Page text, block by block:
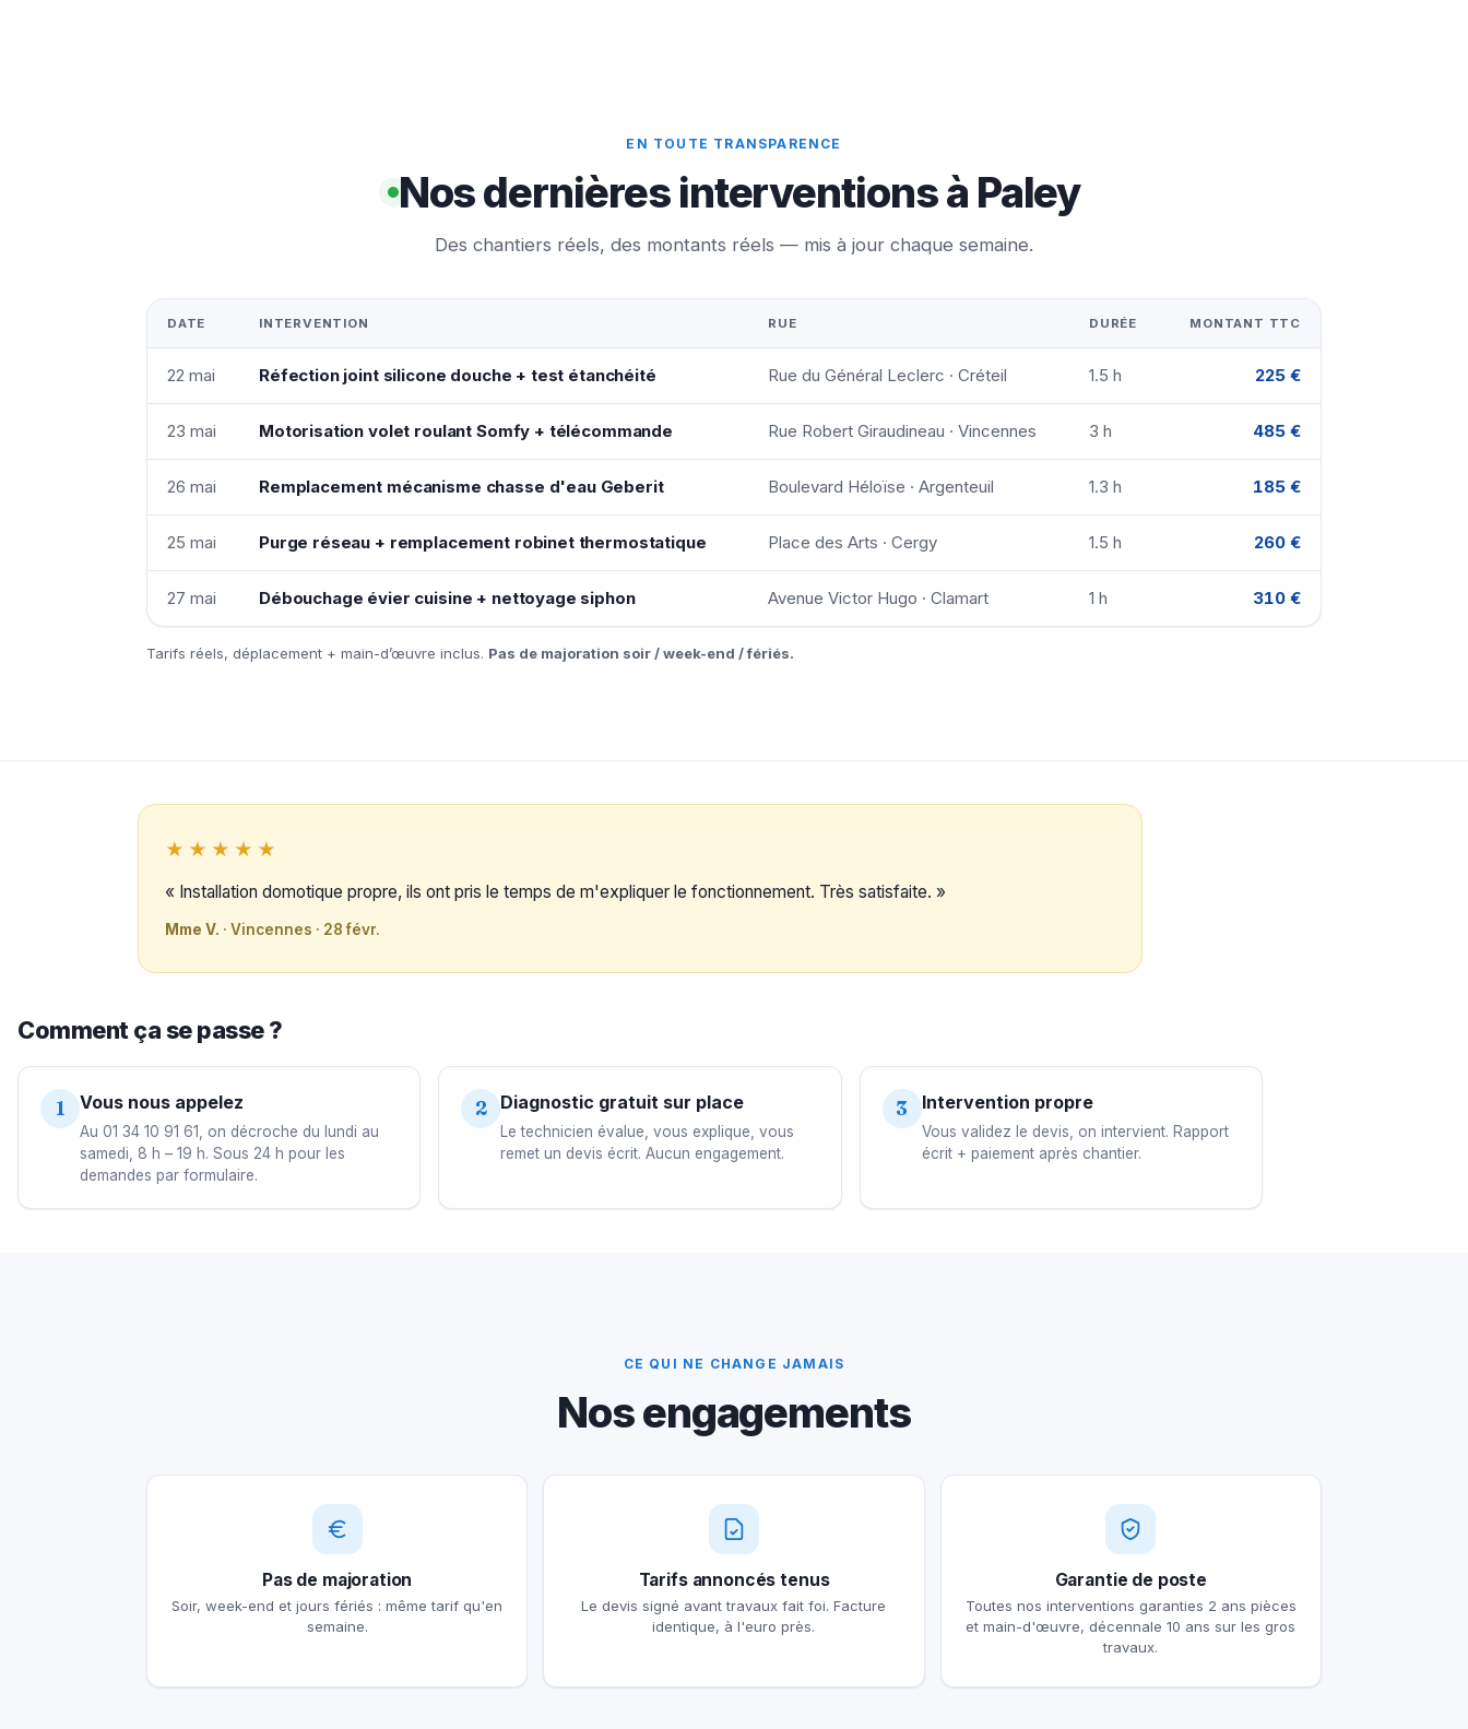
EN TOUTE TRANSPARENCE
Nos dernières interventions à Paley
Des chantiers réels, des montants réels — mis à jour chaque semaine.
DATE INTERVENTION RUE DURÉE MONTANT TTC
22 mai Réfection joint silicone douche + test étanchéité Rue du Général Leclerc · Créteil 1.5 h 225 €
23 mai Motorisation volet roulant Somfy + télécommande Rue Robert Giraudineau · Vincennes 3 h 485 €
26 mai Remplacement mécanisme chasse d'eau Geberit Boulevard Héloïse · Argenteuil 1.3 h 185 €
25 mai Purge réseau + remplacement robinet thermostatique Place des Arts · Cergy 1.5 h 260 €
27 mai Débouchage évier cuisine + nettoyage siphon Avenue Victor Hugo · Clamart 1 h 310 €
Tarifs réels, déplacement + main-d’œuvre inclus. Pas de majoration soir / week-end / fériés.
★★★★★
« Installation domotique propre, ils ont pris le temps de m'expliquer le fonctionnement. Très satisfaite. »
Mme V. · Vincennes · 28 févr.
Comment ça se passe ?
1 Vous nous appelez
Au 01 34 10 91 61, on décroche du lundi au
samedi, 8 h – 19 h. Sous 24 h pour les
demandes par formulaire.
2 Diagnostic gratuit sur place
Le technicien évalue, vous explique, vous
remet un devis écrit. Aucun engagement.
3 Intervention propre
Vous validez le devis, on intervient. Rapport
écrit + paiement après chantier.
CE QUI NE CHANGE JAMAIS
Nos engagements
Pas de majoration
Soir, week-end et jours fériés : même tarif qu'en
semaine.
Tarifs annoncés tenus
Le devis signé avant travaux fait foi. Facture
identique, à l'euro près.
Garantie de poste
Toutes nos interventions garanties 2 ans pièces
et main-d'œuvre, décennale 10 ans sur les gros
travaux.